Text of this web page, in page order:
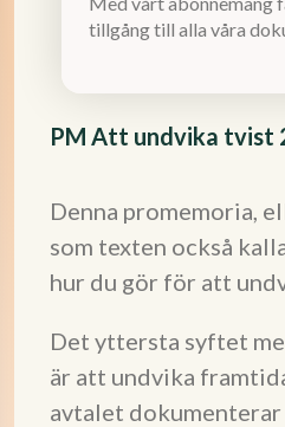
PM Att undvika tvist
Denna promemoria,
som texten också
hur du gör för att
Det yttersta syftet
är att undvika
avtalet dokumenterar
tillgång till alla våra